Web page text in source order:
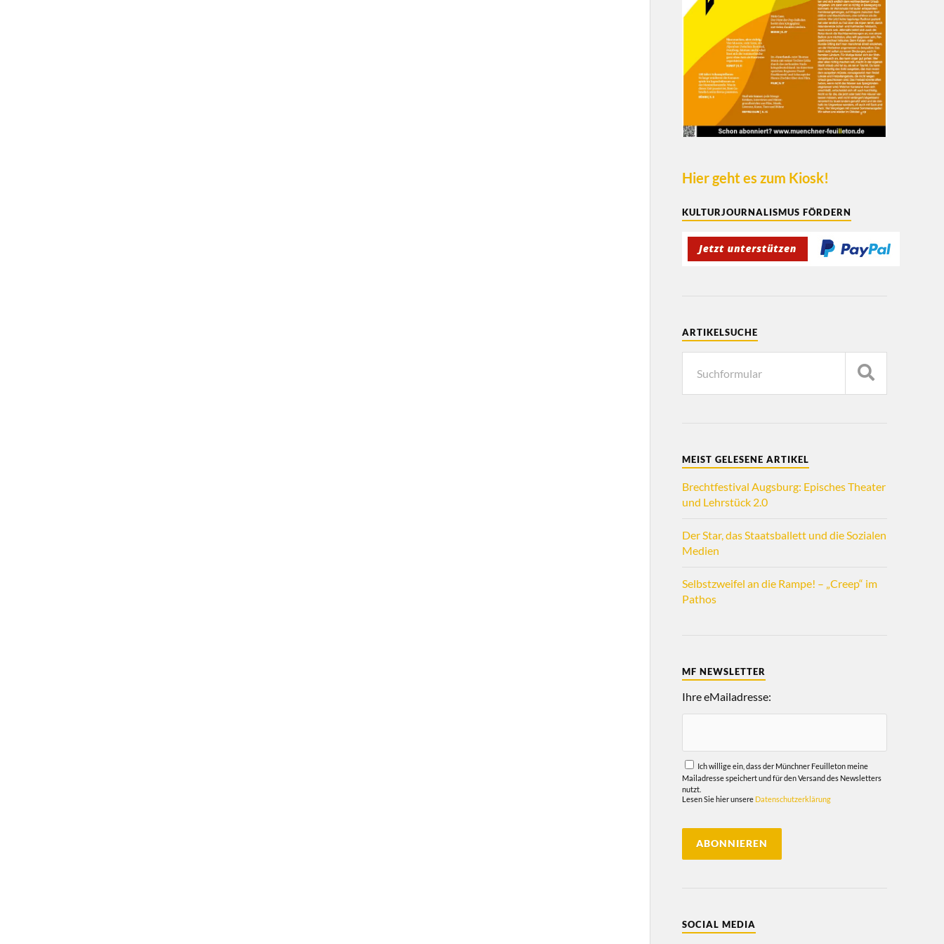
Hier geht es zum Kiosk!
KULTURJOURNALISMUS FÖRDERN
ARTIKELSUCHE
MEIST GELESENE ARTIKEL
Brechtfestival Augsburg: Episches Theater
und Lehrstück 2.0
Der Star, das Staatsballett und die Sozialen
Medien
Selbstzweifel an die Rampe! – „Creep“ im
Pathos
MF NEWSLETTER
Ihre eMailadresse:
Ich willige ein, dass der Münchner Feuilleton meine
Mailadresse speichert und für den Versand des Newsletters
nutzt.
Lesen Sie hier unsere Datenschutzerklärung
SOCIAL MEDIA